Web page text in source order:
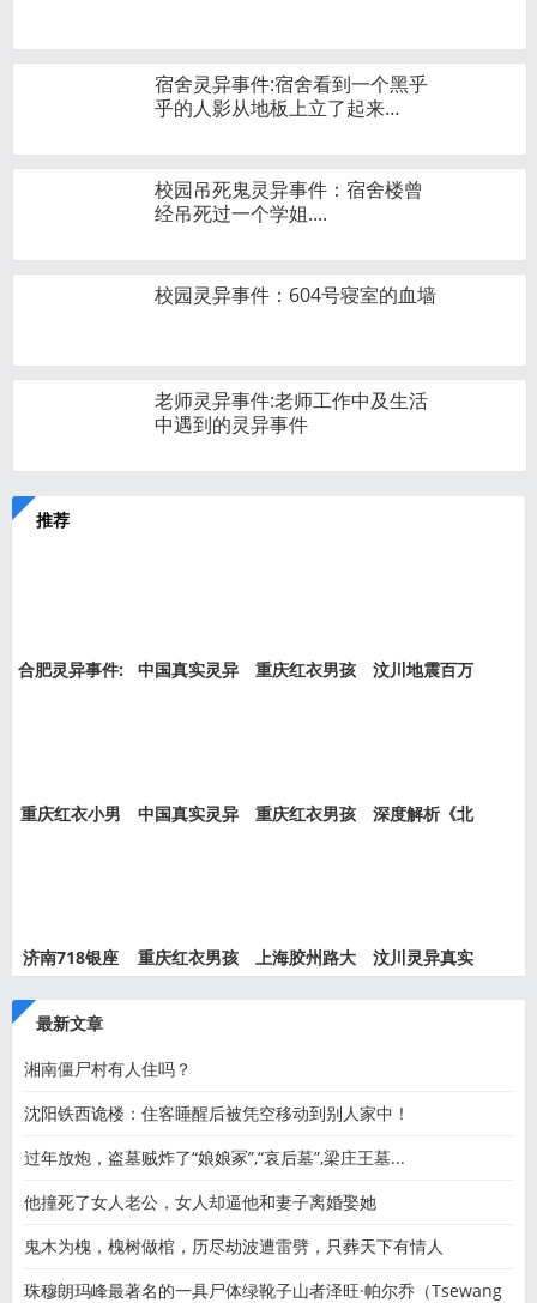
宿舍灵异事件:宿舍看到一个黑乎
乎的人影从地板上立了起来…
校园吊死鬼灵异事件：宿舍楼曾
经吊死过一个学姐....
校园灵异事件：604号寝室的血墙
老师灵异事件:老师工作中及生活
中遇到的灵异事件
推荐
合肥灵异事件:
中国真实灵异
重庆红衣男孩
汶川地震百万
重庆红衣小男
中国真实灵异
重庆红衣男孩
深度解析《北
济南718银座
重庆红衣男孩
上海胶州路大
汶川灵异真实
最新文章
湘南僵尸村有人住吗？
沈阳铁西诡楼：住客睡醒后被凭空移动到别人家中！
过年放炮，盗墓贼炸了“娘娘冢”,“哀后墓”,梁庄王墓...
他撞死了女人老公，女人却逼他和妻子离婚娶她
鬼木为槐，槐树做棺，历尽劫波遭雷劈，只葬天下有情人
珠穆朗玛峰最著名的一具尸体绿靴子山者泽旺·帕尔乔（Tsewang